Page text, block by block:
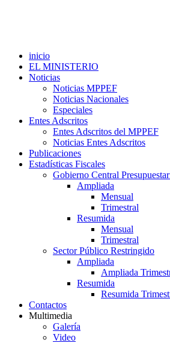
inicio
EL MINISTERIO
Noticias
Noticias MPPEF
Noticias Nacionales
Especiales
Entes Adscritos
Entes Adscritos del MPPEF
Noticias Entes Adscritos
Publicaciones
Estadísticas Fiscales
Gobierno Central
Ampliada
Mensual
Trimestral
Resumida
Mensual
Trimestral
Sector Público Restringido
Ampliada
Ampliada
Resumida
Resumida
Contactos
Multimedia
Galería
Video